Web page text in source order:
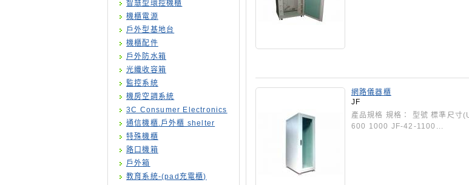
智慧型環控機櫃
機櫃電源
戶外型基地台
機櫃配件
戶外防水箱
光纖收容箱
監控系統
機房空調系統
3C Consumer Electronics
通信機櫃.戶外櫃 shelter
特殊機櫃
路口機箱
戶外箱
教育系統-(pad充電櫃)
網路儀器櫃
JF
產品規格 規格： 型號 標準尺
600 1000 JF-42-1100...